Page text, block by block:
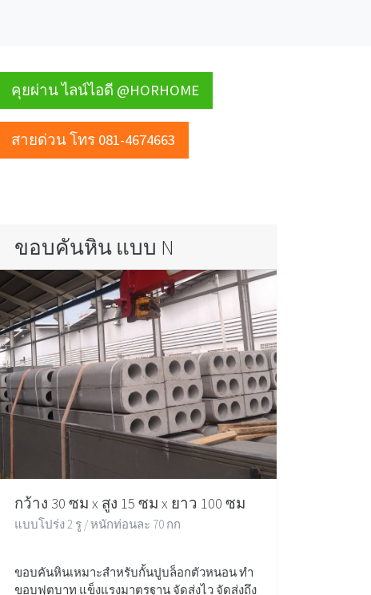
คุยผ่าน ไลน์ไอดี @HORHOME
สายด่วน โทร 081-4674663
ขอบคันหิน แบบ N
กว้าง 30 ซม x สูง 15 ซม x ยาว 100 ซม
แบบโปร่ง 2 รู / หนักท่อนละ 70 กก
ขอบคันหินเหมาะสำหรับกั้นปูบล็อกตัวหนอน ทำ
ขอบฟุตบาท แข็งแรงมาตรฐาน จัดส่งไว จัดส่งถึง